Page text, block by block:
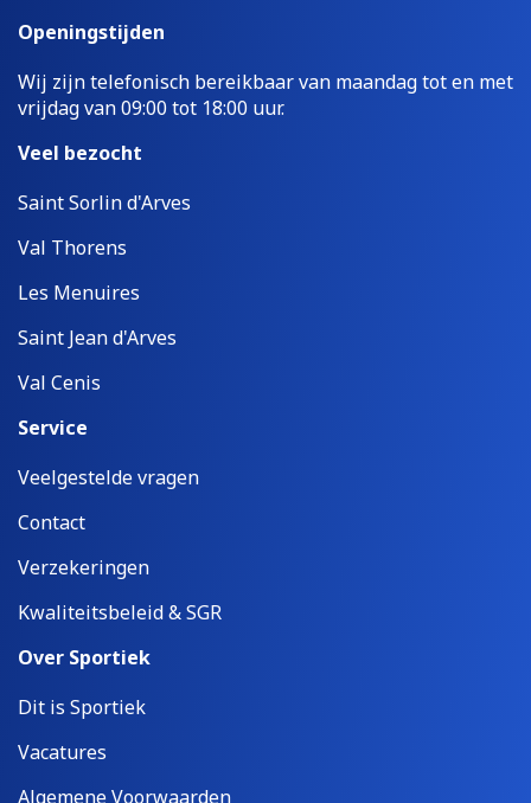
Openingstijden
Wij zijn telefonisch bereikbaar van maandag tot en met
vrijdag van 09:00 tot 18:00 uur.
Veel bezocht
Saint Sorlin d'Arves
Val Thorens
Les Menuires
Saint Jean d'Arves
Val Cenis
Service
Veelgestelde vragen
Contact
Verzekeringen
Kwaliteitsbeleid & SGR
Over Sportiek
Dit is Sportiek
Vacatures
Algemene Voorwaarden